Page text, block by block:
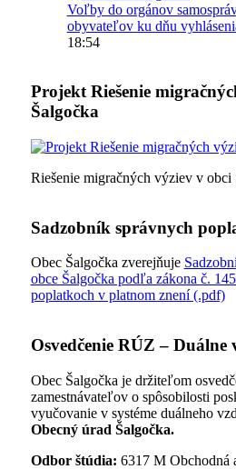
Voľby do orgánov
obyvateľov ku dňu
18:54
Projekt Riešenie
Šalgočka
Riešenie migračných výziev v obci
Sadzobník správnych
Obec Šalgočka zverejňuje
obce Šalgočka podľa zákona č.
poplatkoch v platnom znení (.pdf)
Osvedčenie RÚZ – Duálne
Obec Šalgočka je držiteľom
zamestnávateľov o spôsobilosti
vyučovanie v systéme duálneho
Obecný úrad Šalgočka.
Odbor štúdia: 6317 M Obchodná